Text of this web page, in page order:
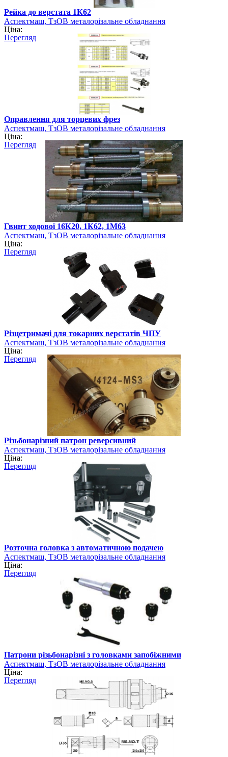
Рейка до верстата 1К62
Аспектмаш, ТзОВ металорізальне обладнання
Ціна:
Перегляд
Оправлення для торцевих фрез
Аспектмаш, ТзОВ металорізальне обладнання
Ціна:
Перегляд
Гвинт ходової 16К20, 1К62, 1М63
Аспектмаш, ТзОВ металорізальне обладнання
Ціна:
Перегляд
Різцетримачі для токарних верстатів ЧПУ
Аспектмаш, ТзОВ металорізальне обладнання
Ціна:
Перегляд
Різьбонарізний патрон реверсивний
Аспектмаш, ТзОВ металорізальне обладнання
Ціна:
Перегляд
Розточна головка з автоматичною подачею
Аспектмаш, ТзОВ металорізальне обладнання
Ціна:
Перегляд
Патрони різьбонарізні з головками запобіжними
Аспектмаш, ТзОВ металорізальне обладнання
Ціна:
Перегляд